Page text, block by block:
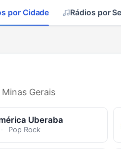
por Cidade Rádios por
Gerais
Uberaba
· Pop Rock